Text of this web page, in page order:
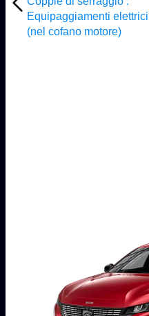
Equipaggiamenti elettrici
(nel cofano motore)